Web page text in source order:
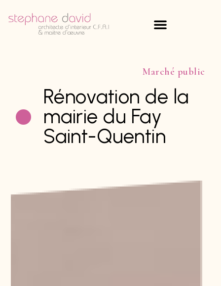
Marché public
Rénovation de la
mairie du Fay
Saint-Quentin